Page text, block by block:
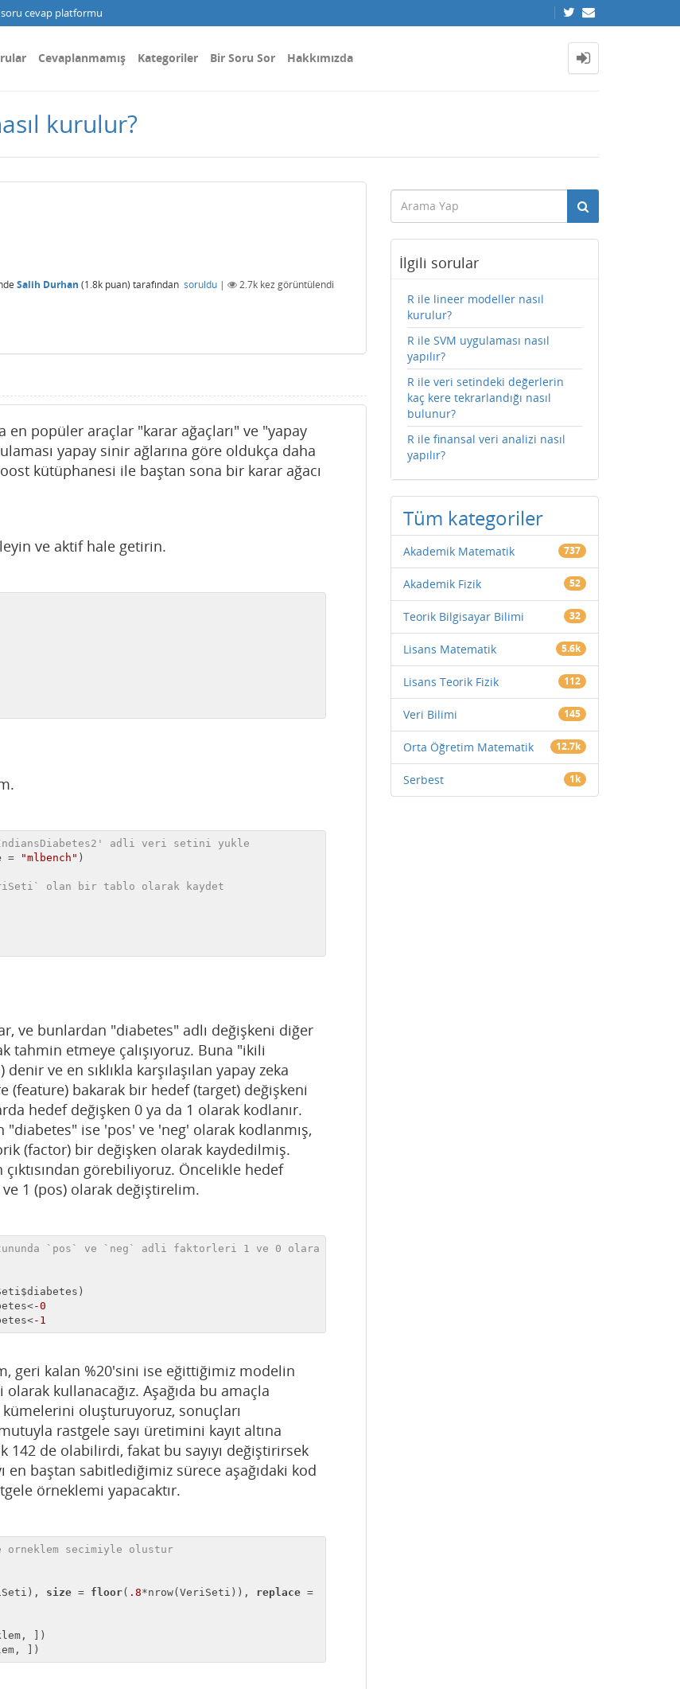
cevap platformu
Cevaplanmamış Kategoriler Bir Soru Sor Hakkımızda
kurulur?
Salih Durhan (1.8k puan) tarafından soruldu | 2.7k kez görüntülendi
en popüler araçlar "karar ağaçları" ve "yapay
yapay sinir ağlarına göre oldukça daha
kütüphanesi ile baştan sona bir karar ağacı
ve aktif hale getirin.
adli veri setini yukle
= "mlbench" )
olan bir tablo olarak kaydet
ve bunlardan "diabetes" adlı değişkeni diğer
tahmin etmeye çalışıyoruz. Buna "ikili
ve en sıklıkla karşılaşılan yapay zeka
(feature) bakarak bir hedef (target) değişkeni
hedef değişken 0 ya da 1 olarak kodlanır.
ise 'pos' ve 'neg' olarak kodlanmış,
(factor) bir değişken olarak kaydedilmiş.
görebiliyoruz. Öncelikle hedef
1 (pos) olarak değiştirelim.
`pos` ve `neg` adli faktorleri 1 ve 0 olara
-0
-1
geri kalan %20'sini ise eğittiğimiz modelin
kullanacağız. Aşağıda bu amaçla
oluşturuyoruz, sonuçları
rastgele sayı üretimini kayıt altına
142 de olabilirdi, fakat bu sayıyı değiştirirsek
en baştan sabitlediğimiz sürece aşağıdaki kod
örneklemi yapacaktır.
secimiyle olustur
size = floor( .8*nrow(VeriSeti)), replace =
])
İlgili sorular
R ile lineer modeller nasıl
kurulur?
R ile SVM uygulaması nasıl
yapılır?
R ile veri setindeki değerlerin
kaç kere tekrarlandığı nasıl
bulunur?
R ile finansal veri analizi nasıl
yapılır?
Tüm kategoriler
Akademik Matematik 737
Akademik Fizik 52
Teorik Bilgisayar Bilimi 32
Lisans Matematik 5.6k
Lisans Teorik Fizik 112
Veri Bilimi 145
Orta Öğretim Matematik 12.7k
Serbest 1k